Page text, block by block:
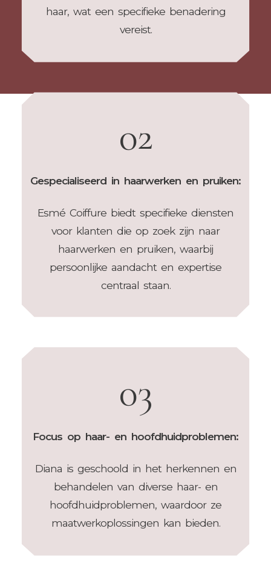
haar, wat een specifieke benadering
vereist.
02
Gespecialiseerd in haarwerken en pruiken:
Esmé Coiffure biedt specifieke diensten
voor klanten die op zoek zijn naar
haarwerken en pruiken, waarbij
persoonlijke aandacht en expertise
centraal staan.
03
Focus op haar- en hoofdhuidproblemen:
Diana is geschoold in het herkennen en
behandelen van diverse haar- en
hoofdhuidproblemen, waardoor ze
maatwerkoplossingen kan bieden.